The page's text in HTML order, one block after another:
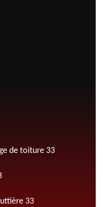
de toiture 33
33